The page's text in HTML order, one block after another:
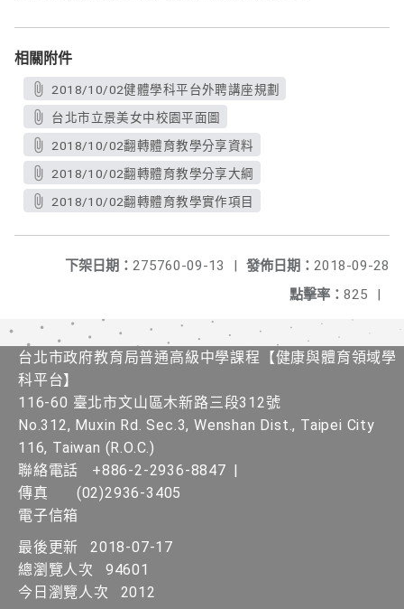
相關附件
2018/10/02健體學科平台外聘講座規劃
台北市立景美女中校園平面圖
2018/10/02翻轉體育教學分享資料
2018/10/02翻轉體育教學分享大綱
2018/10/02翻轉體育教學實作項目
發佈日期： 2018-09-28
下架日期： 275760-09-13
|
點擊率： 825 |
台北市政府教育局普通高級中學課程​【健康與體育領域學
科平台】
116-60 臺北市文山區木新路三段312號
No.312, Muxin Rd. Sec.3, Wenshan Dist., Taipei City
116, Taiwan (R.O.C.)
聯絡電話
+886-2-2936-8847 |
傳真
(02)2936-3405
電子信箱
最後更新
2018-07-17
總瀏覽人次
94601
今日瀏覽人次
2012